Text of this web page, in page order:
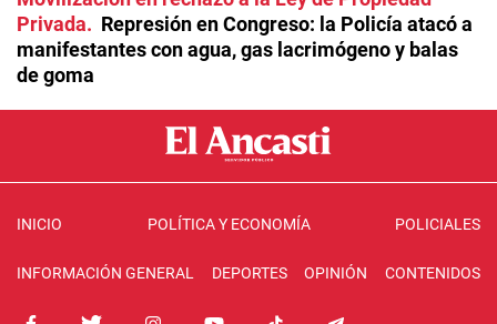
Privada
Represión en Congreso: la Policía atacó a
manifestantes con agua, gas lacrimógeno y balas
de goma
INICIO POLÍTICA Y ECONOMÍA POLICIALES
INFORMACIÓN GENERAL DEPORTES OPINIÓN CONTENIDOS